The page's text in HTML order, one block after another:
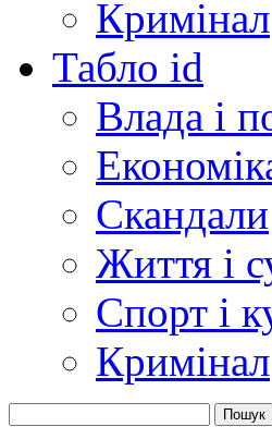
Кримінал
Табло id
Влада і
Скандали
Життя і
Спорт і
Кримінал